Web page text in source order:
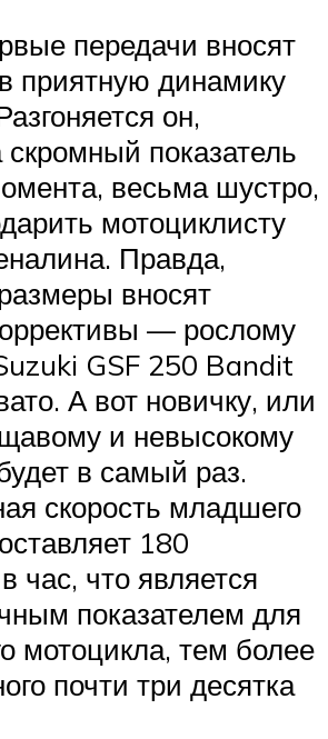
передачи вносят
приятную динамику
он,
показатель
весьма шустро,
мотоциклисту
Правда,
вносят
— рослому
GSF 250 Bandit
А вот новичку, или
и невысокому
в самый раз.
скорость младшего
180
час, что является
показателем для
мотоцикла, тем более
почти три десятка